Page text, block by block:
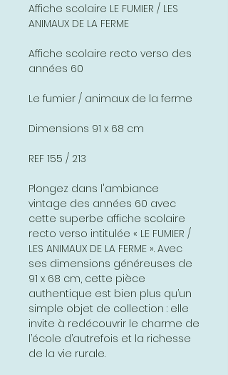
Affiche scolaire LE FUMIER / LES
ANIMAUX DE LA FERME
Affiche scolaire recto verso des
années 60
Le fumier / animaux de la ferme
Dimensions 91 x 68 cm
REF 155 / 213
Plongez dans l'ambiance
vintage des années 60 avec
cette superbe affiche scolaire
recto verso intitulée « LE FUMIER /
LES ANIMAUX DE LA FERME ». Avec
ses dimensions généreuses de
91 x 68 cm, cette pièce
authentique est bien plus qu’un
simple objet de collection : elle
invite à redécouvrir le charme de
l’école d’autrefois et la richesse
de la vie rurale.